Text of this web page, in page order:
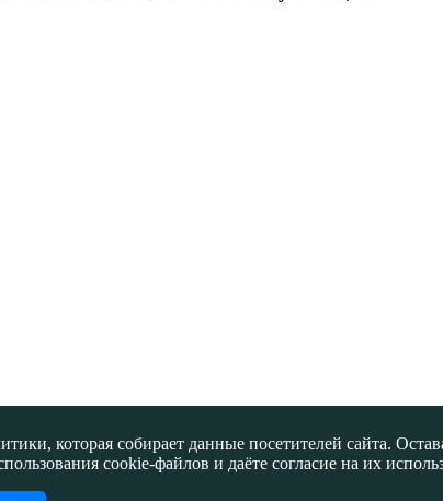
которая собирает данные посетителей сайта.
cookie-файлов и даёте согласие на их